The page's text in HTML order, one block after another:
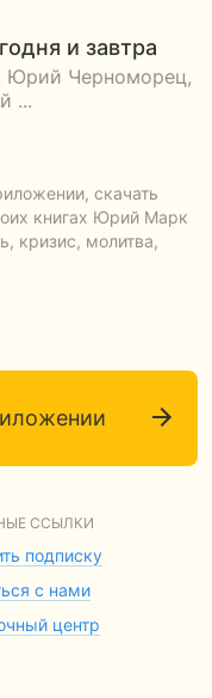
и завтра
Юрий Черноморец,
...
скачать
книгах Юрий Марк
кризис, молитва,
ССЫЛКИ
подписку
с нами
центр